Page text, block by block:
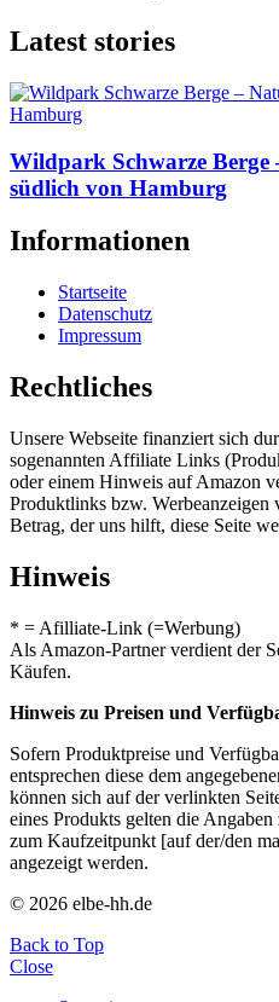
Latest stories
Wildpark Schwarze
südlich von Hamburg
Informationen
Startseite
Datenschutz
Impressum
Rechtliches
Unsere Webseite finanziert sich
sogenannten Affiliate Links
oder einem Hinweis auf Amazon
Produktlinks bzw. Werbeanzeigen
Betrag, der uns hilft, diese Seite
Hinweis
* = Afilliate-Link (=Werbung)
Als Amazon-Partner verdient der
Käufen.
Hinweis zu Preisen und
Sofern Produktpreise und
entsprechen diese dem
können sich auf der verlinkten
eines Produkts gelten die
zum Kaufzeitpunkt [auf der/den
angezeigt werden.
© 2026 elbe-hh.de
Back to Top
Close